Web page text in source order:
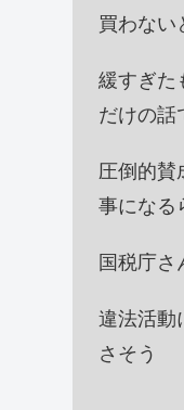
買わない
緩すぎた
だけの話
圧倒的賛
事になる
国税庁さ
違法活動
さそう